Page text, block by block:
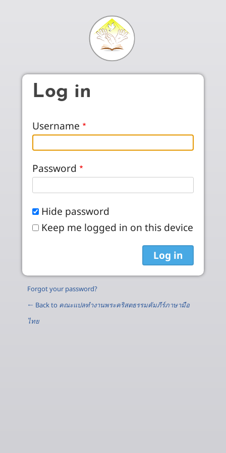
Log in
Username
Password
Hide password
Keep me logged in on this device
Forgot your password?
← Back to คณะแปลทำงานพระคริสตธรรมคัมภีร์ภาษามือ
ไทย